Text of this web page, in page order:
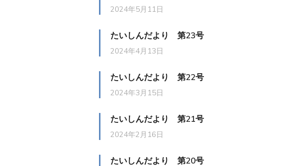
2024年5月11日
たいしんだより 第23号
2024年4月13日
たいしんだより 第22号
2024年3月15日
たいしんだより 第21号
2024年2月16日
たいしんだより 第20号